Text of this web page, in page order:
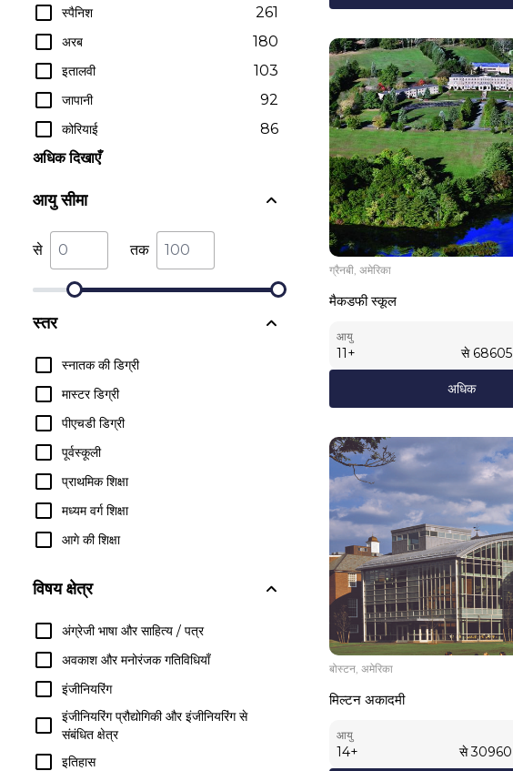
स्पैनिश 261
अरब 180
इतालवी 103
जापानी 92
कोरियाई
86
अधिक दिखाएँ
आयु सीमा
से तक
स्तर
स्नातक की डिग्री
मास्टर डिग्री
पीएचडी डिग्री
पूर्वस्कूली
प्राथमिक शिक्षा
मध्यम वर्ग शिक्षा
आगे की शिक्षा
विषय क्षेत्र
अंग्रेजी भाषा और साहित्य / पत्र
अवकाश और मनोरंजक गतिविधियाँ
इंजीनियरिंग
इंजीनियरिंग प्रौद्योगिकी और इंजीनियरिंग से
संबंधित क्षेत्र
इतिहास
ग्रैनबी, अमेरिका
मैकडफी स्कूल
आयु
11+ से 68605
अधिक
बोस्टन, अमेरिका
मिल्टन अकादमी
आयु
14+ से 30960